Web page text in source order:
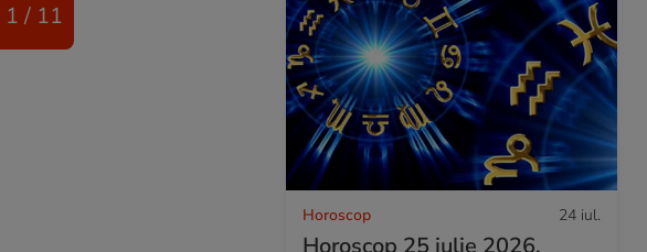
1 / 11
Horoscop 24 iul.
Horoscop 25 iulie 2026.